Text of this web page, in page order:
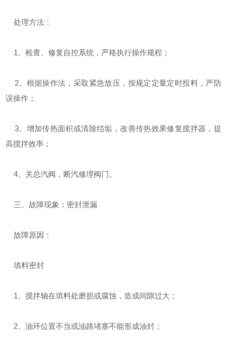
处理方法：
1、检查、修复自控系统，严格执行操作规程；
2、根据操作法，采取紧急放压，按规定定量定时投料，严防
误操作；
3、增加传热面积或清除结垢，改善传热效果修复搅拌器，提
高搅拌效率；
4、关总汽阀，断汽修理阀门。
三、故障现象：密封泄漏
故障原因：
填料密封
1、搅拌轴在填料处磨损或腐蚀，造成间隙过大；
2、油环位置不当或油路堵塞不能形成油封；